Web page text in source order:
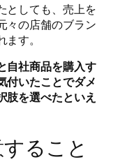
としても、売上を
々の店舗のブラン
す。
自社商品を購入す
付いたことでダメ
肢を選べたといえ
ること